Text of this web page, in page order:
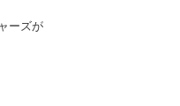
ーズが